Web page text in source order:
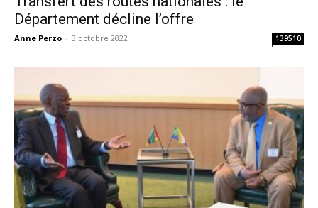
Département décline l’offre
Anne Perzo - 3 octobre 2022 139510